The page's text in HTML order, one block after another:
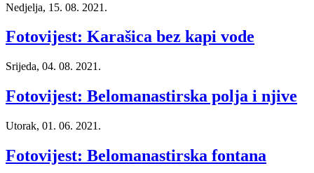
Nedjelja, 15. 08. 2021.
Fotovijest: Karašica bez kapi vode
Srijeda, 04. 08. 2021.
Fotovijest: Belomanastirska polja i njive
Utorak, 01. 06. 2021.
Fotovijest: Belomanastirska fontana